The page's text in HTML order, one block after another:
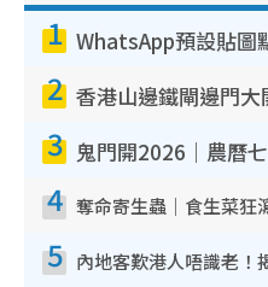
1
2
3
4
5